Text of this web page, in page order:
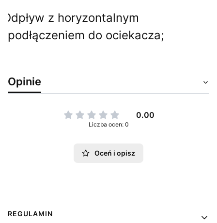
Odpływ z horyzontalnym
podłączeniem do ociekacza;
Opinie
0.00
Liczba ocen: 0
Oceń i opisz
Linki w stopce
REGULAMIN